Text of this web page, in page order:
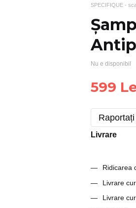
SPECIFIQUE -
Nu e disponibil
599
Livrare
Ridicarea
Livrare
Livrare